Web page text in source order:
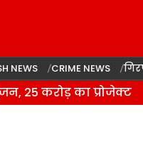
NEWS CRIME NEWS
करोड़ का प्रोजेक्ट